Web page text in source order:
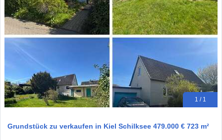
1 / 1
Grundstück zu verkaufen in Kiel Schilksee 479.000 € 723 m²